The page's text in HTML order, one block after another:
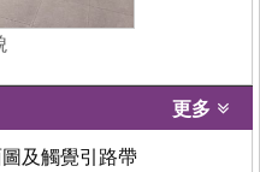
更多
及觸覺引路帶